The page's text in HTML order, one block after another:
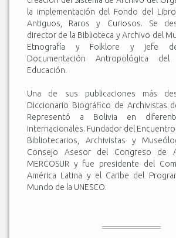
la implementación del Fondo del
Antiguos, Raros y Curiosos. Se
director de la Biblioteca y Archivo del
Etnografía y Folklore y jefe
Documentación Antropológica
Educación.
Una de sus publicaciones más
Diccionario Biográfico de Archivistas
Representó a Bolivia en
internacionales. Fundador del
Bibliotecarios, Archivistas y
Consejo Asesor del Congreso de
MERCOSUR y fue presidente del
América Latina y el Caribe del
Mundo de la UNESCO.